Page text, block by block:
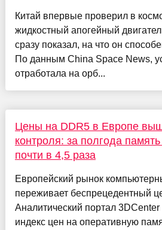
Китай впервые проверил в
жидкостный апогейный
сразу показал, на что он
По данным China Space News,
отработала на орб...
Цены на DDR5 в Европе
контроля: за полгода
почти в 4,5 раза
Европейский рынок
переживает беспрецедентный
Аналитический портал
индекс цен на оперативную